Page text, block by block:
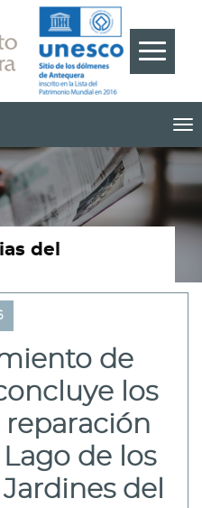
???
del
de
los
de los
del